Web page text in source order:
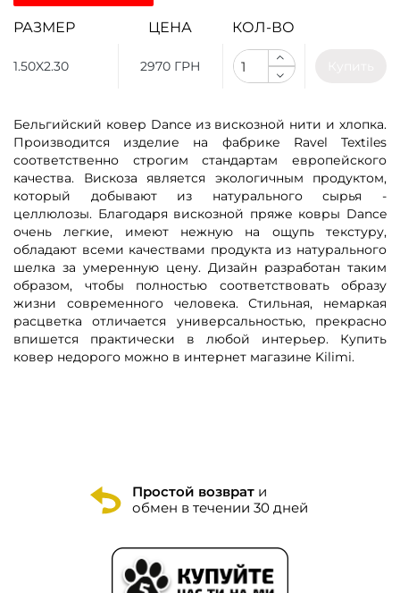
РАЗМЕР ЦЕНА КОЛ-ВО
1.50X2.30 2970 ГРН
Бельгийский ковер Dance из вискозной нити и хлопка.
Производится изделие на фабрике Ravel Textiles
соответственно строгим стандартам европейского
качества. Вискоза является экологичным продуктом,
который добывают из натурального сырья -
целлюлозы. Благодаря вискозной пряже ковры Dance
очень легкие, имеют нежную на ощупь текстуру,
обладают всеми качествами продукта из натурального
шелка за умеренную цену. Дизайн разработан таким
образом, чтобы полностью соответствовать образу
жизни современного человека. Стильная, немаркая
расцветка отличается универсальностью, прекрасно
впишется практически в любой интерьер. Купить
ковер недорого можно в интернет магазине Kilimi.
Простой возврати
обмен в течении 30 дней